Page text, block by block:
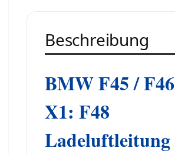
Beschreibung
BMW F45 / F46
X1: F48
Ladeluftleitung